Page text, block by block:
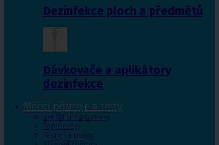
Dezinfekce ploch a předmětů
Dávkovače a aplikátory
dezinfekce
Měřící přístroje a testy
Digitální tlakoměry
Teploměry
Testy na drogy